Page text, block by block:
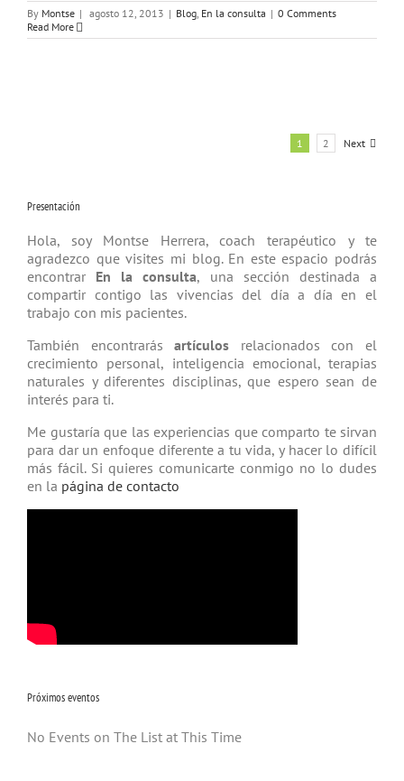
By Montse | agosto 12, 2013 | Blog, En la consulta | 0 Comments
Read More
1 2 Next
Presentación
Hola, soy Montse Herrera, coach tera­péutico y te
agradezco que visites mi blog. En este espacio podrás
encontrar En la consulta, una sección destinada a
compartir contigo las vivencias del día a día en el
trabajo con mis pacientes.
También encontrarásartículos relacio­nados con el
crecimiento personal, inteligencia emocional, terapias
natu­rales y diferentes disciplinas, que espero sean de
interés para ti.
Me gustaría que las experiencias que comparto te sirvan
para dar un enfoque diferente a tu vida, y hacer lo difícil
más fácil. Si quieres comunicarte conmigo no lo dudes
en la página de contacto
Próximos eventos
No Events on The List at This Time